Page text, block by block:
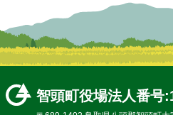
智頭町役場法人番号